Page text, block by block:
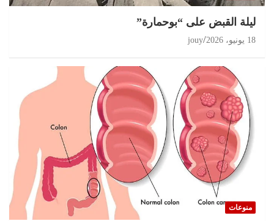
ليلة القبض على “بوحمارة”
18 يونيو، 2026 jouy
منوعات